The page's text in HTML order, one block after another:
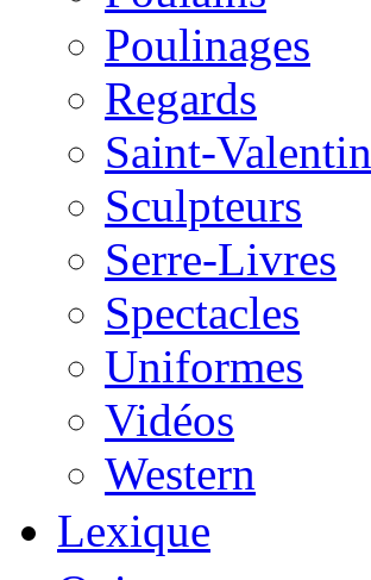
Poulinages
Regards
Saint-Valentin
Sculpteurs
Serre-Livres
Spectacles
Uniformes
Vidéos
Western
Lexique